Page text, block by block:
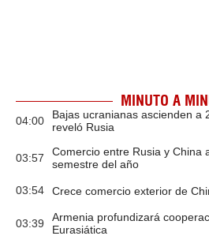
MINUTO A
04:00
Bajas ucranianas ascienden a
reveló Rusia
03:57
Comercio entre Rusia y China
semestre del año
03:54 Crece comercio exterior de
03:39
Armenia profundizará
Eurasiática